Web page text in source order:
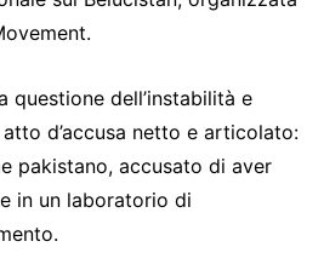
questione dell’instabilità e
d’accusa netto e articolato:
pakistano, accusato di aver
in un laboratorio di